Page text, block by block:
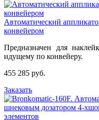
Автоматический
конвейером
Предназначен для
идущему по конвейеру.
455 285 руб.
Заказать